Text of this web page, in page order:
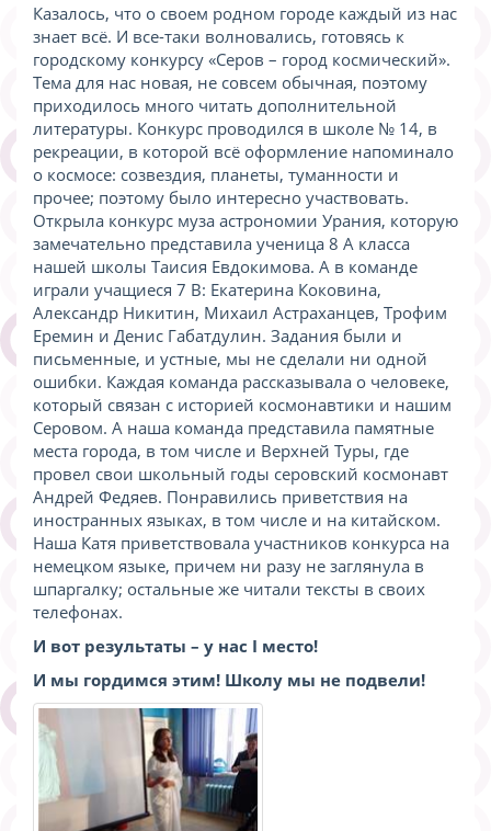
Казалось, что о своем родном городе каждый из нас
знает всё. И все-таки волновались, готовясь к
городскому конкурсу «Серов – город космический».
Тема для нас новая, не совсем обычная, поэтому
приходилось много читать дополнительной
литературы. Конкурс проводился в школе № 14, в
рекреации, в которой всё оформление напоминало
о космосе: созвездия, планеты, туманности и
прочее; поэтому было интересно участвовать.
Открыла конкурс муза астрономии Урания, которую
замечательно представила ученица 8 А класса
нашей школы Таисия Евдокимова. А в команде
играли учащиеся 7 В: Екатерина Коковина,
Александр Никитин, Михаил Астраханцев, Трофим
Еремин и Денис Габатдулин. Задания были и
письменные, и устные, мы не сделали ни одной
ошибки. Каждая команда рассказывала о человеке,
который связан с историей космонавтики и нашим
Серовом. А наша команда представила памятные
места города, в том числе и Верхней Туры, где
провел свои школьный годы серовский космонавт
Андрей Федяев. Понравились приветствия на
иностранных языках, в том числе и на китайском.
Наша Катя приветствовала участников конкурса на
немецком языке, причем ни разу не заглянула в
шпаргалку; остальные же читали тексты в своих
телефонах.
И вот результаты – у нас I место!
И мы гордимся этим! Школу мы не подвели!